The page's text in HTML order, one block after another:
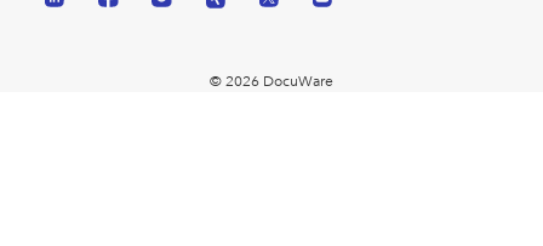
© 2026 DocuWare